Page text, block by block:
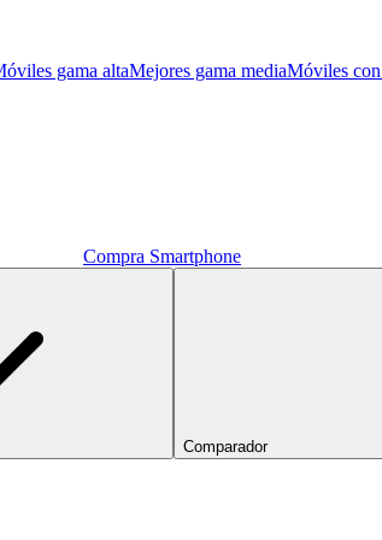
gama altaMejores gama mediaMóviles
Compra Smartphone
Comparador